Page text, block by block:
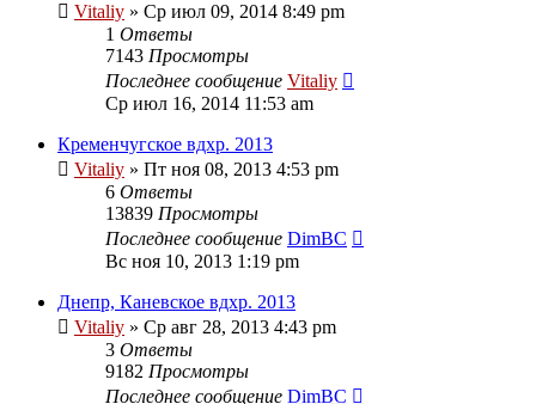
Vitaliy » Ср июл 09, 2014 8:49 pm
1 Ответы
7143 Просмотры
Последнее сообщение Vitaliy
Ср июл 16, 2014 11:53 am
Кременчугское вдхр. 2013
Vitaliy » Пт ноя 08, 2013 4:53 pm
6 Ответы
13839 Просмотры
Последнее сообщение DimBC
Вс ноя 10, 2013 1:19 pm
Днепр, Каневское вдхр. 2013
Vitaliy » Ср авг 28, 2013 4:43 pm
3 Ответы
9182 Просмотры
Последнее сообщение DimBC